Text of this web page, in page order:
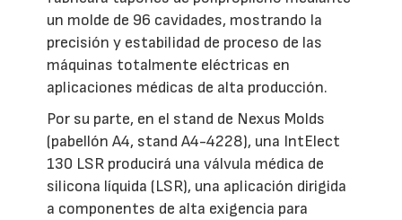
un molde de 96 cavidades, mostrando la
precisión y estabilidad de proceso de las
máquinas totalmente eléctricas en
aplicaciones médicas de alta producción.
Por su parte, en el stand de Nexus Molds
(pabellón A4, stand A4-4228), una IntElect
130 LSR producirá una válvula médica de
silicona líquida (LSR), una aplicación dirigida
a componentes de alta exigencia para